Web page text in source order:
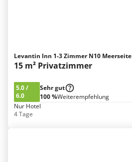
Levantin Inn 1-3 Zimmer N10 Meerseite
15 m² Privatzimmer
5.0/
6.0
Sehr gut
100 %Weiterempfehlung
Nur Hotel
4 Tage